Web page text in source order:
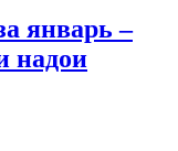
январь –
надои